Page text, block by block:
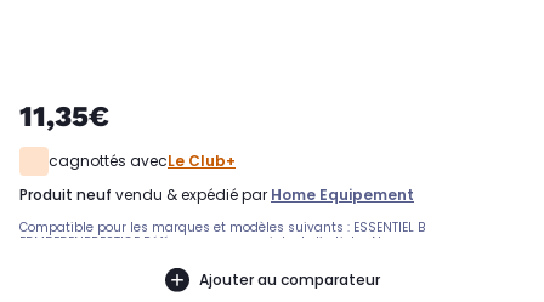
11,35€
cagnottés avecLe Club+
produit neuf vendu & expédié par Home Equipement
Compatible pour les marques et modèles suivants : ESSENTIEL B
EDM5EDENPRESTIGE Référence commerciale de l’article : Non
MASSANT CHAUFFANT ESSENTIELB EDM5 EDEN PRESTIGE9011501
Ajouter au comparateur